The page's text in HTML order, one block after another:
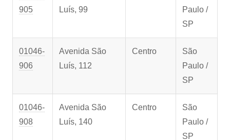
905
Luís, 99
Paulo /
SP
01046-
906
Avenida São
Luís, 112
Centro
São
Paulo /
SP
01046-
908
Avenida São
Luís, 140
Centro
São
Paulo /
SP